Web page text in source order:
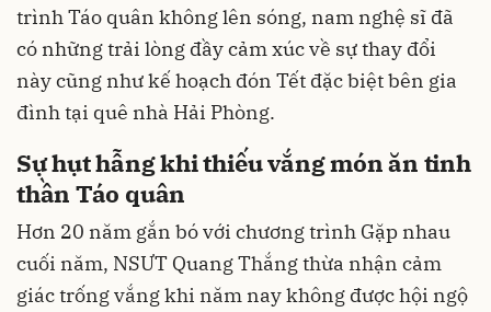
trình Táo quân không lên sóng, nam nghệ sĩ đã
có những trải lòng đầy cảm xúc về sự thay đổi
này cũng như kế hoạch đón Tết đặc biệt bên gia
đình tại quê nhà Hải Phòng.
Sự hụt hẫng khi thiếu vắng món ăn tinh
thần Táo quân
Hơn 20 năm gắn bó với chương trình Gặp nhau
cuối năm, NSƯT Quang Thắng thừa nhận cảm
giác trống vắng khi năm nay không được hội ngộ